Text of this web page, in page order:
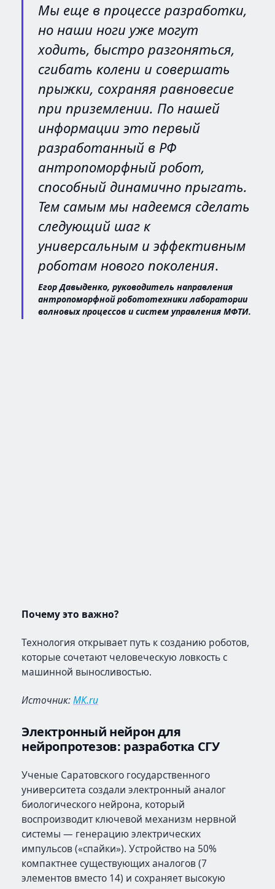
Мы еще в процессе разработки,
но наши ноги уже могут
ходить, быстро разгоняться,
сгибать колени и совершать
прыжки, сохраняя равновесие
при приземлении. По нашей
информации это первый
разработанный в РФ
антропоморфный робот,
способный динамично прыгать.
Тем самым мы надеемся сделать
следующий шаг к
универсальным и эффективным
роботам нового поколения.
Егор Давыденко, руководитель направления
антропоморфной робототехники лаборатории
волновых процессов и систем управления МФТИ.
Почему это важно?
Технология открывает путь к созданию роботов,
которые сочетают человеческую ловкость с
машинной выносливостью.
Источник:МК.ru
Электронный нейрон для
нейропротезов: разработка СГУ
Ученые Саратовского государственного
университета создали электронный аналог
биологического нейрона, который
воспроизводит ключевой механизм нервной
системы — генерацию электрических
импульсов («спайки»). Устройство на 50%
компактнее существующих аналогов (7
элементов вместо 14) и сохраняет высокую